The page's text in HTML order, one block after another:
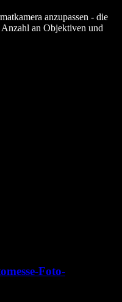
anzupassen - die
an Objektiven und
Foto-